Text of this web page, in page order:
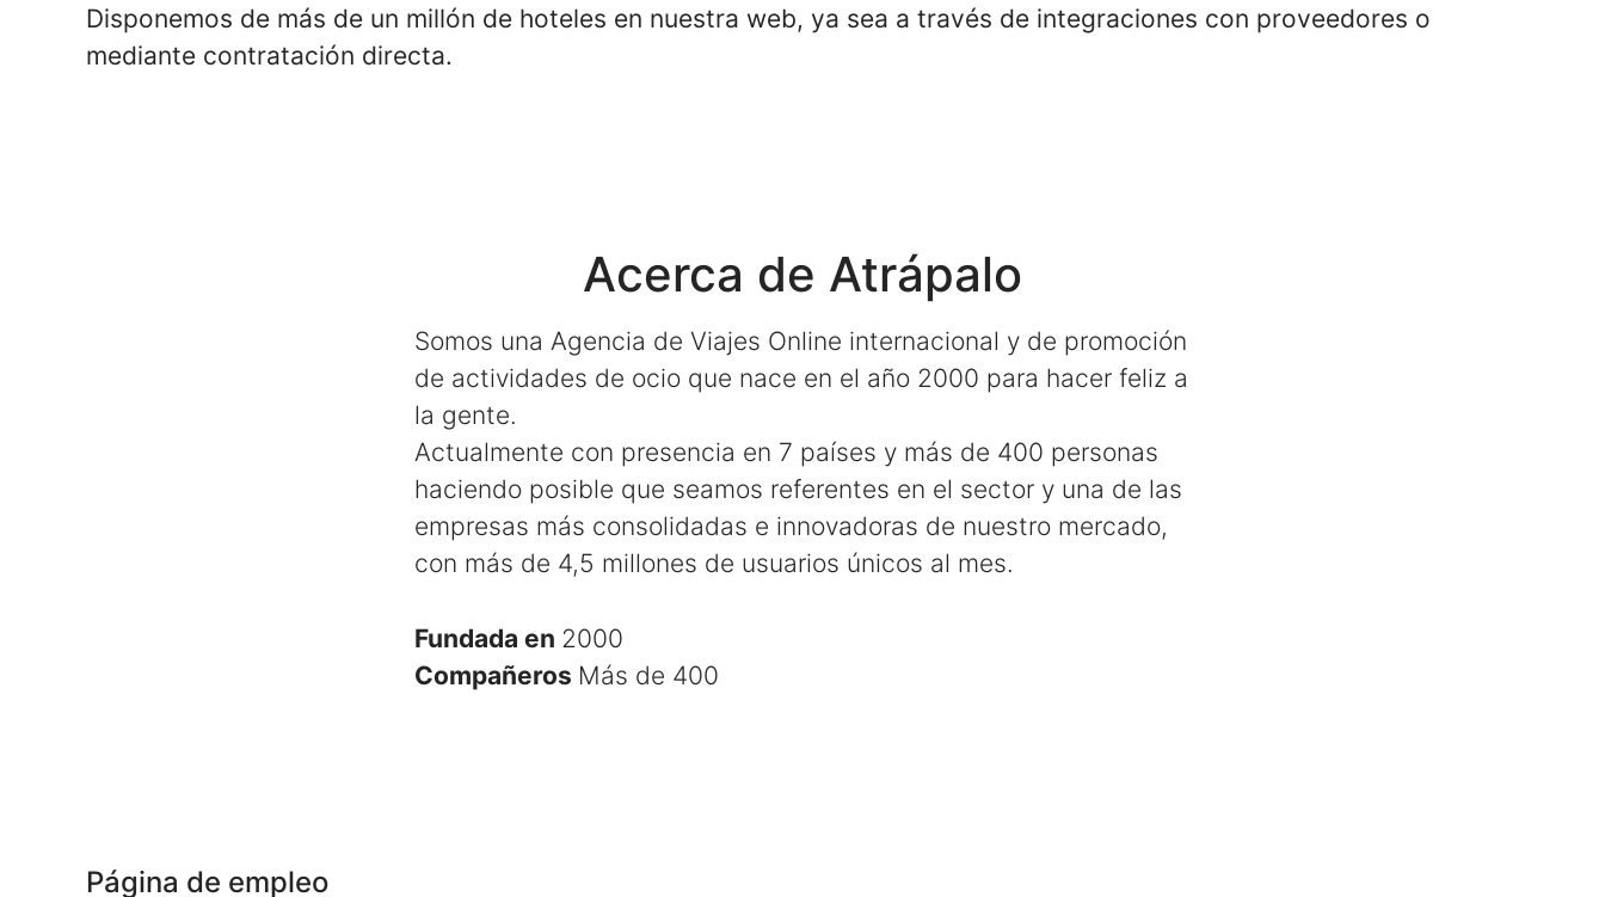
Disponemos de más de un millón de hoteles en nuestra web, ya sea a través de integraciones con proveedores o
mediante contratación directa.
Acerca de Atrápalo
Somos una Agencia de Viajes Online internacional y de promoción
de actividades de ocio que nace en el año 2000 para hacer feliz a
la gente.
Actualmente con presencia en 7 países y más de 400 personas
haciendo posible que seamos referentes en el sector y una de las
empresas más consolidadas e innovadoras de nuestro mercado,
con más de 4,5 millones de usuarios únicos al mes.
Fundada en 2000
Compañeros Más de 400
Página de empleo